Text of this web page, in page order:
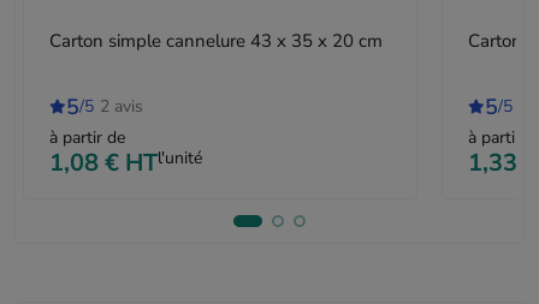
Carton simple cannelure 43 x 35 x 20 cm
5/5 2 avis
à partir de
1,08 € HTl'unité
Carton
5/5
à partir
1,33 €